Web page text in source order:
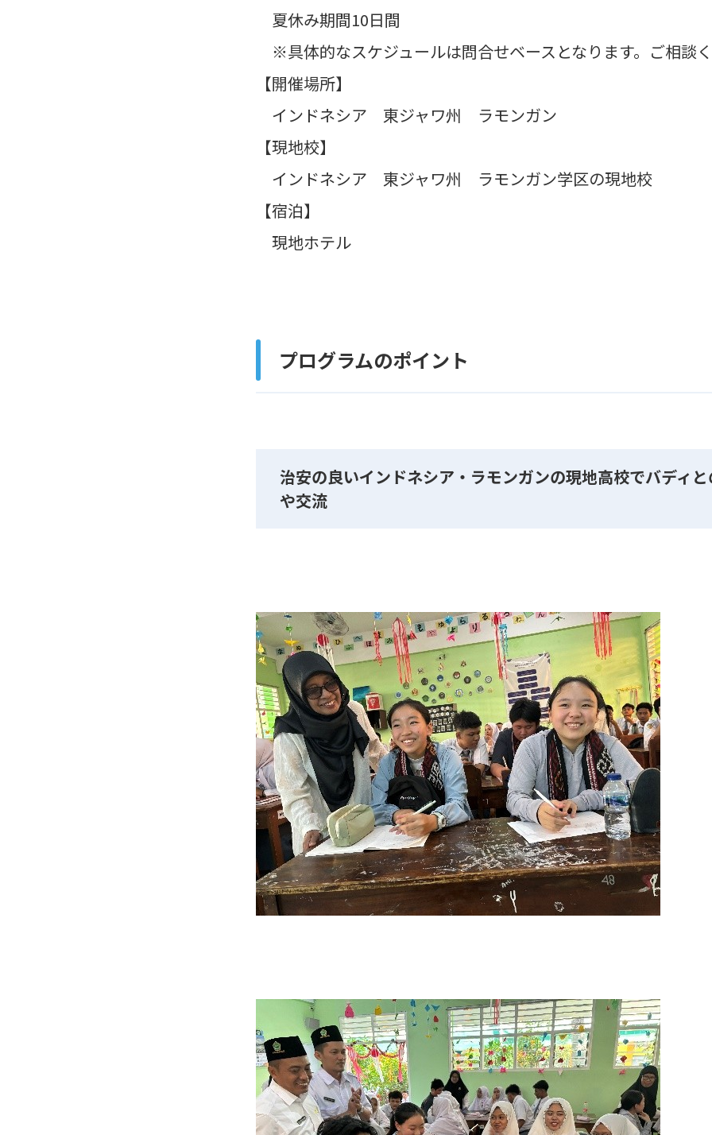
夏休み期間10日間
※具体的なスケジュールは問合せベースとなります。ご相談
【開催場所】
インドネシア 東ジャワ州 ラモンガン
【現地校】
インドネシア 東ジャワ州 ラモンガン学区の現地校
【宿泊】
現地ホテル
プログラムのポイント
治安の良いインドネシア・ラモンガンの現地高校でバディ
や交流